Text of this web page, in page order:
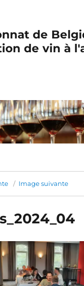
de
de vin à
Image suivante